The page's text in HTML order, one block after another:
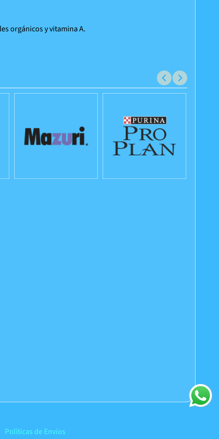
orgánicos y vitamina A.
Políticas de Envíos